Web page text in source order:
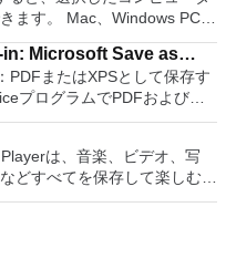
ォルトのアンインストーラ
、より機能が豊富なアンイン
代わりにRevo Uninstaller
全に機能する30日間の試用版
a useful a paragraph
It has an Office to PDF
and word count features.
as the Watermark in
to Word document
program is a versatile word
is an easy to use and
you to create impressive
Spreadsheets program is
application.
態」を保存できます。 無制
メモリーカードを保存でき、
ードに制限されなくなりま
PCSX2を使用すると、
レイできます。 全体とし
でき、Windowsとエミュレ
す。欠点は、高速ゲームに苦
シュすることです。* PCSX2
抽出できるPlaystation 2
/ pebuilder、CentOS、
、Gentoo、
CD、LiveXP、Knoppix、
Registry Editor、
、Tails、Trinity
CD、Windows XP（SP2
、Windows Vista、
ナ、ダンスク、ドイツ語、英
ルバツキー、イタリア語、ラ
。 インストールや構成の問
利点を体験してください。
ン間でデータを共有します。
マシンを実行します。 2-
サードパーティの仮想マシン
コンピューターと仮想マシ
いホストおよびゲストオペ
ポー
を取得します。 直感的なホ
して仮想マシンに簡単にアク
ます。 Mac、Windows PC、
からでも。 VNC Viewerを
スクトップを表示したり、コ
るかのようにマウスとキーボ
イスでインストーラーを実行
ションで、Windowsでのリ
ります。デスクトッププラッ
トールする権限がない場合
選択する必要があります。
ウドサービスを介してVNC
ーに接続します。 Apple
Microsoft Save as
PDFまたはXPSとして保存す
プログラムでPDFおよび
できます。このツールを使用
ブセットでPDF形式および
ルとして送信することもでき
よって異なります）。 この
グラムで動作します。
は、音楽、ビデオ、写
どすべてを保存して楽しむ最
、表示、外出先で楽しむた
、さらには家中のデバイス
デザイン -